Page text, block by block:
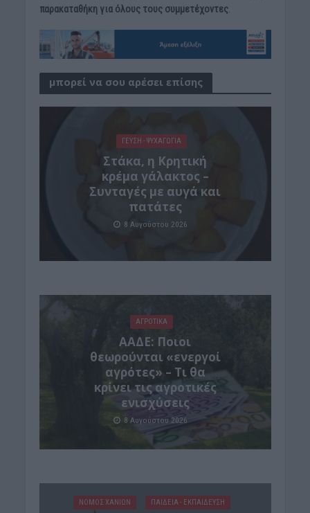
παρακαταθήκη για όλους τους συμμετέχοντες.
μπορεί να σου αρέσει επίσης
ΓΕΎΣΗ - ΨΥΧΑΓΩΓΊΑ
Στάκα, η Κρητική
κρέμα γάλακτος –
Συνταγές με αυγά και
πατάτες
8 Αυγούστου 2026
ΑΓΡΟΤΙΚΑ
ΑΑΔΕ: Ποιοι
θεωρούνται «ενεργοί
αγρότες» – Τι θα
κρίνει τις αγροτικές
ενισχύσεις
8 Αυγούστου 2026
ΝΟΜΌΣ ΧΑΝΊΩΝ ΠΑΙΔΕΙΑ - ΕΚΠΑΙΔΕΥΣΗ